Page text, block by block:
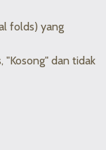
folds) yang
"Kosong" dan tidak